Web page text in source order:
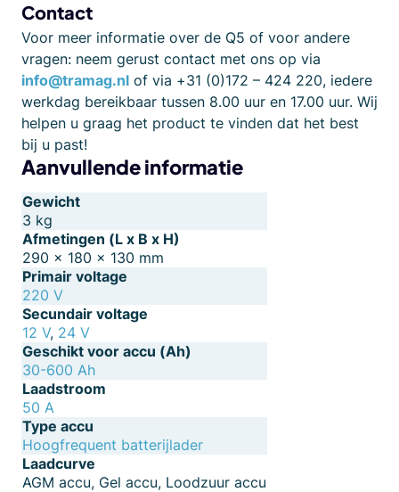
Contact
Voor meer informatie over de Q5 of voor andere
vragen: neem gerust contact met ons op via
info@tramag.nl of via +31 (0)172 – 424 220, iedere
werkdag bereikbaar tussen 8.00 uur en 17.00 uur. Wij
helpen u graag het product te vinden dat het best
bij u past!
Aanvullende informatie
Gewicht
3 kg
Afmetingen (L x B x H)
290 × 180 × 130 mm
Primair voltage
220 V
Secundair voltage
12 V, 24 V
Geschikt voor accu (Ah)
30-600 Ah
Laadstroom
50 A
Type accu
Hoogfrequent batterijlader
Laadcurve
AGM accu, Gel accu, Loodzuur accu